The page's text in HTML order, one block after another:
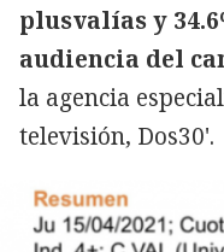
plusvalías y
audiencia del
la agencia
televisión, Dos30'.